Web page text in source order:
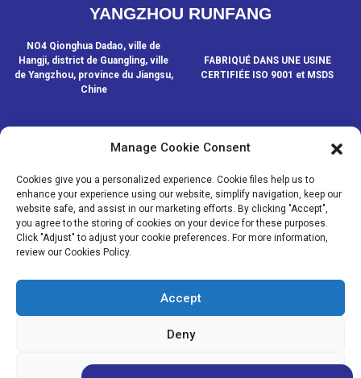
YANGZHOU RUNFANG
NO4 Qionghua Dadao, ville de
Hangji, district de Guangling, ville
de Yangzhou, province du Jiangsu,
Chine
FABRIQUÉ DANS UNE USINE
CERTIFIÉE ISO 9001 et MSDS
CONTACTEZ-NOUS
© COPYRIGHT - 2020-2024 : TOUS DROITS RÉSERVÉS.- Plan du
site- SitemapTrans - Recherche principale
MÉDIAS
NOUVELLES
À PROPOS DE NOUS
Manage Cookie Consent
Cookies give you a personalized experience. Cookie files help us to
enhance your experience using our website, simplify navigation, keep our
website safe, and assist in our marketing efforts. By clicking "Accept",
you agree to the storing of cookies on your device for these purposes.
Click "Adjust" to adjust your cookie preferences. For more information,
review our Cookies Policy.
Accept
Deny